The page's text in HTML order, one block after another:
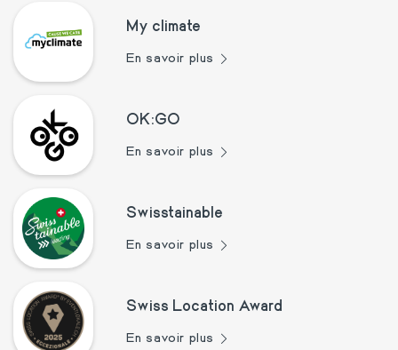
My climate
En savoir plus
OK:GO
En savoir plus
Swisstainable
En savoir plus
Swiss Location Award
En savoir plus